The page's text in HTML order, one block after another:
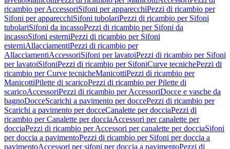
ricambio per AccessoriSifoni per apparecchiPezzi di ricambio per
Sifoni per apparecchiSifoni tubolariPezzi di ricambio per Sifoni
tubolariSifoni da incassoPezzi di ricambio per Sifoni da
incassoSifoni esterniPezzi di ricambio per Sifoni
esterniAllacciamentiPezzi di ricambio per
AllacciamentiAccessoriSifoni per lavatoiPezzi di ricambio per Sifoni
per lavatoiSifoniPezzi di ricambio per SifoniCurve tecnichePezzi di
ricambio per Curve tecnicheManicottiPezzi di ricambio per
ManicottiPilette di scaricoPezzi di ricambio per Pilette di
scaricoAccessoriPezzi di ricambio per AccessoriDocce e vasche da
bagnoDocceScarichi a pavimento per doccePezzi di ricambio per
Scarichi a pavimento per docceCanalette per docciaPezzi di
ricambio per Canalette per docciaAccessori per canalette per
docciaPezzi di ricambio per Accessori per canalette per docciaSifoni
per doccia a pavimentoPezzi di ricambio per Sifoni per doccia a
pavimentoAccessori per sifoni per doccia a pavimentoPezzi di